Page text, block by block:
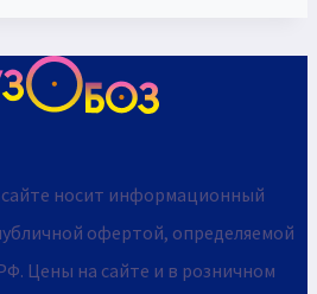
носит информационный
офертой, определяемой
Цены на сайте и в розничном